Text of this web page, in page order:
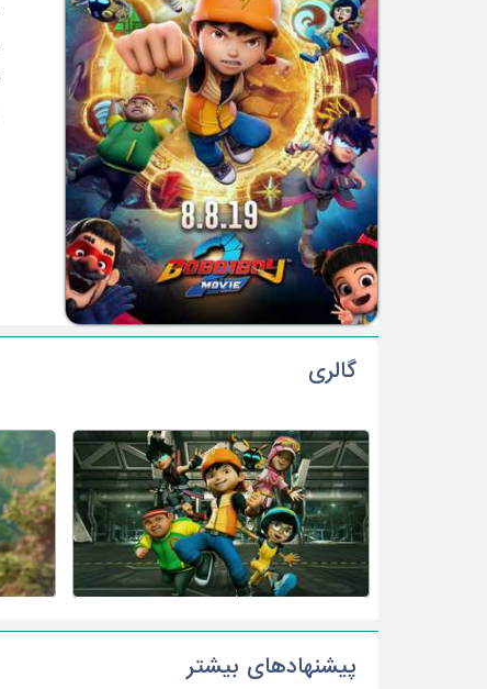
گالری
پیشنهادهای بیشتر